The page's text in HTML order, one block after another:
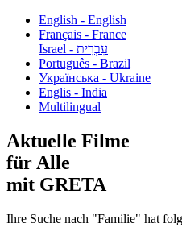
English - English
Français - France
עִבְרִית - Israel
Português - Brazil
Українська - Ukraine
Englis - India
Multilingual
Aktuelle Filme
für Alle
mit GRETA
Ihre Suche nach "Familie" hat